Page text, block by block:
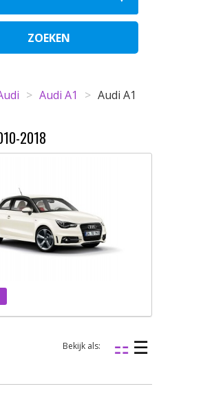
ZOEKEN
> Audi A1 > Audi A1
2018
Bekijk als: